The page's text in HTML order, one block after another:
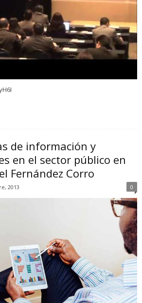
de información y
en el sector público en
Fernández Corro
2013 0